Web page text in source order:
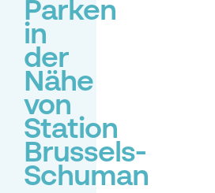
Parken
in
der
Nähe
von
Station
Brussels-
Schuman